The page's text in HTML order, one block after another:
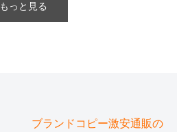
もっと見る
ブランドコピー激安通販の